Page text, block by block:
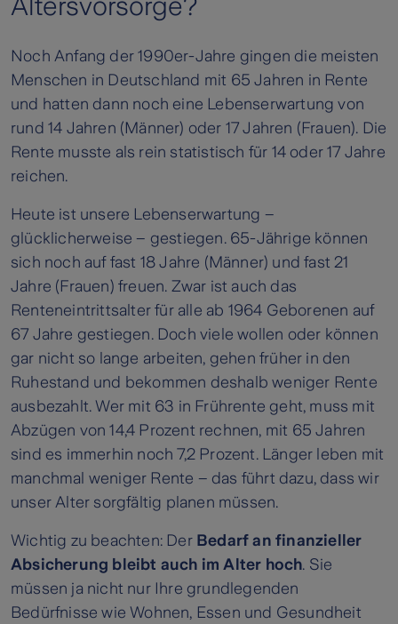
Noch Anfang der 1990er-Jahre gingen die meisten
Menschen in Deutschland mit 65 Jahren in Rente
und hatten dann noch eine Lebenserwartung von
rund 14 Jahren (Männer) oder 17 Jahren (Frauen). Die
Rente musste als rein statistisch für 14 oder 17 Jahre
reichen.
Heute ist unsere Lebenserwartung –
glücklicherweise – gestiegen. 65-Jährige können
sich noch auf fast 18 Jahre (Männer) und fast 21
Jahre (Frauen) freuen. Zwar ist auch das
Renteneintrittsalter für alle ab 1964 Geborenen auf
67 Jahre gestiegen. Doch viele wollen oder können
gar nicht so lange arbeiten, gehen früher in den
Ruhestand und bekommen deshalb weniger Rente
ausbezahlt. Wer mit 63 in Frührente geht, muss mit
Abzügen von 14,4 Prozent rechnen, mit 65 Jahren
sind es immerhin noch 7,2 Prozent. Länger leben mit
manchmal weniger Rente – das führt dazu, dass wir
unser Alter sorgfältig planen müssen.
Wichtig zu beachten: Der Bedarf an finanzieller
Absicherung bleibt auch im Alter hoch. Sie
müssen ja nicht nur Ihre grundlegenden
Bedürfnisse wie Wohnen, Essen und Gesundheit